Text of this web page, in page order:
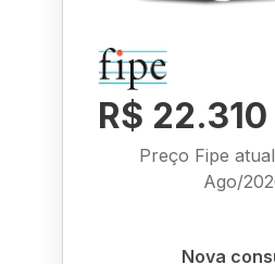
R$ 22.310
Preço Fipe
Ago/
Nova